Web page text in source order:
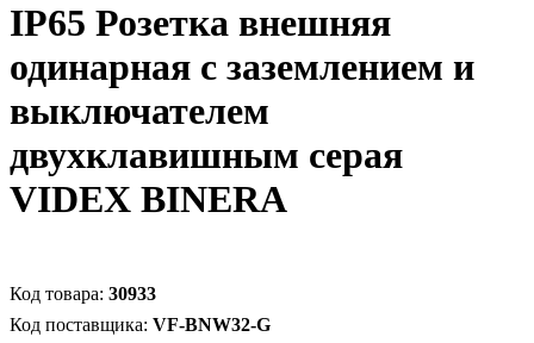
IP65 Розетка внешняя
одинарная с заземлением и
выключателем
двухклавишным серая
VIDEX BINERA
30933
VF-BNW32-G